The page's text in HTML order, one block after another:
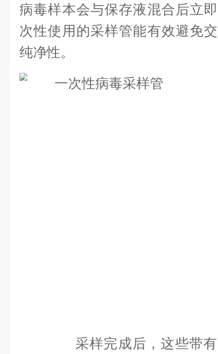
病毒样本会与保存液混合后立
次性使用的采样管能有效避免
纯净性。
采样完成后，这些带有